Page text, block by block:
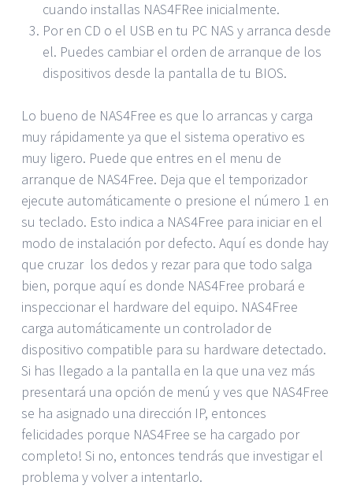
cuando installas NAS4FRee inicialmente.
Por en CD o el USB en tu PC NAS y arranca desde
el. Puedes cambiar el orden de arranque de los
dispositivos desde la pantalla de tu BIOS.
Lo bueno de NAS4Free es que lo arrancas y carga
muy rápidamente ya que el sistema operativo es
muy ligero. Puede que entres en el menu de
arranque de NAS4Free. Deja que el temporizador
ejecute automáticamente o presione el número 1 en
su teclado. Esto indica a NAS4Free para iniciar en el
modo de instalación por defecto. Aquí es donde hay
que cruzar los dedos y rezar para que todo salga
bien, porque aquí es donde NAS4Free probará e
inspeccionar el hardware del equipo. NAS4Free
carga automáticamente un controlador de
dispositivo compatible para su hardware detectado.
Si has llegado a la pantalla en la que una vez más
presentará una opción de menú y ves que NAS4Free
se ha asignado una dirección IP, entonces
felicidades porque NAS4Free se ha cargado por
completo! Si no, entonces tendrás que investigar el
problema y volver a intentarlo.